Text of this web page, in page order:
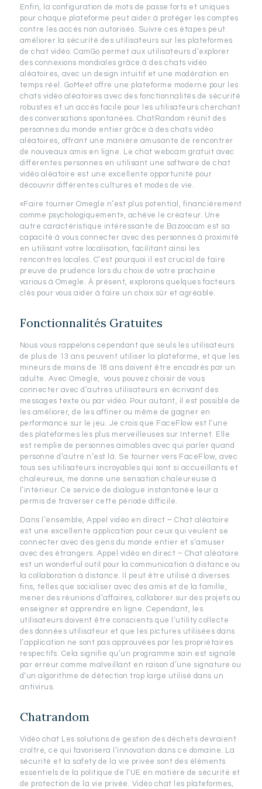
Enfin, la configuration de mots de passe forts et uniques
pour chaque plateforme peut aider à protéger les comptes
contre les accès non autorisés. Suivre ces étapes peut
améliorer la sécurité des utilisateurs sur les plateformes
de chat vidéo. CamGo permet aux utilisateurs d’explorer
des connexions mondiales grâce à des chats vidéo
aléatoires, avec un design intuitif et une modération en
temps réel. GoMeet offre une plateforme moderne pour les
chats vidéo aléatoires avec des fonctionnalités de sécurité
robustes et un accès facile pour les utilisateurs cherchant
des conversations spontanées. ChatRandom réunit des
personnes du monde entier grâce à des chats vidéo
aléatoires, offrant une manière amusante de rencontrer
de nouveaux amis en ligne. Le chat webcam gratuit avec
différentes personnes en utilisant une software de chat
vidéo aléatoire est une excellente opportunité pour
découvrir différentes cultures et modes de vie.
«Faire tourner Omegle n’est plus potential, financièrement
comme psychologiquement», achève le créateur. Une
autre caractéristique intéressante de Bazoocam est sa
capacité à vous connecter avec des personnes à proximité
en utilisant votre localisation, facilitant ainsi les
rencontres locales. C’est pourquoi il est crucial de faire
preuve de prudence lors du choix de votre prochaine
various à Omegle. À présent, explorons quelques facteurs
clés pour vous aider à faire un choix sûr et agréable.
Fonctionnalités Gratuites
Nous vous rappelons cependant que seuls les utilisateurs
de plus de 13 ans peuvent utiliser la plateforme, et que les
mineurs de moins de 18 ans doivent être encadrés par un
adulte. Avec Omegle, vous pouvez choisir de vous
connecter avec d’autres utilisateurs en écrivant des
messages texte ou par vidéo. Pour autant, il est possible de
les améliorer, de les affiner ou même de gagner en
performance sur le jeu. Je crois que FaceFlow est l’une
des plateformes les plus merveilleuses sur Internet. Elle
est remplie de personnes aimables avec qui parler quand
personne d’autre n’est là. Se tourner vers FaceFlow, avec
tous ses utilisateurs incroyables qui sont si accueillants et
chaleureux, me donne une sensation chaleureuse à
l’intérieur. Ce service de dialogue instantanée leur a
permis de traverser cette période difficile.
Dans l’ensemble, Appel vidéo en direct – Chat aléatoire
est une excellente application pour ceux qui veulent se
connecter avec des gens du monde entier et s’amuser
avec des étrangers. Appel vidéo en direct – Chat aléatoire
est un wonderful outil pour la communication à distance ou
la collaboration à distance. Il peut être utilisé à diverses
fins, telles que socialiser avec des amis et de la famille,
mener des réunions d’affaires, collaborer sur des projets ou
enseigner et apprendre en ligne. Cependant, les
utilisateurs doivent être conscients que l’utility collecte
des données utilisateur et que les pictures utilisées dans
l’application ne sont pas approuvées par les propriétaires
respectifs. Cela signifie qu’un programme sain est signalé
par erreur comme malveillant en raison d’une signature ou
d’un algorithme de détection trop large utilisé dans un
antivirus.
Chatrandom
Vidéo chat Les solutions de gestion des déchets devraient
croître, ce qui favorisera l’innovation dans ce domaine. La
sécurité et la safety de la vie privée sont des éléments
essentiels de la politique de l’UE en matière de sécurité et
de protection de la vie privée. Vidéo chat les plateformes,